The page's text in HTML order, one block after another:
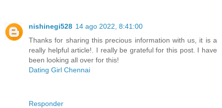
nishinegi528 14 ago 2022, 8:41:00
Thanks for sharing this precious information with us, it is a
really helpful article!. I really be grateful for this post. I have
been looking all over for this!
Dating Girl Chennai
Responder